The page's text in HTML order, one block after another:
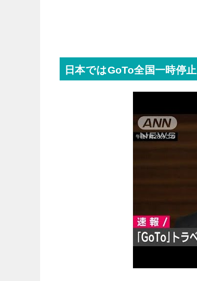
日本ではGoTo全国一時停止